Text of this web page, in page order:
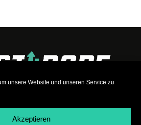
unsere Website und unseren Service zu
Akzeptieren